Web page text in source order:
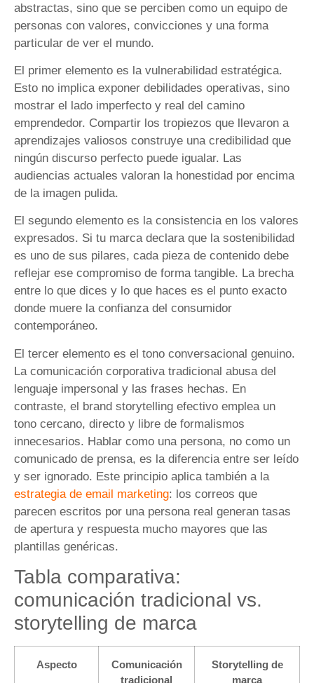
abstractas, sino que se perciben como un equipo de
personas con valores, convicciones y una forma
particular de ver el mundo.
El primer elemento es la vulnerabilidad estratégica.
Esto no implica exponer debilidades operativas, sino
mostrar el lado imperfecto y real del camino
emprendedor. Compartir los tropiezos que llevaron a
aprendizajes valiosos construye una credibilidad que
ningún discurso perfecto puede igualar. Las
audiencias actuales valoran la honestidad por encima
de la imagen pulida.
El segundo elemento es la consistencia en los valores
expresados. Si tu marca declara que la sostenibilidad
es uno de sus pilares, cada pieza de contenido debe
reflejar ese compromiso de forma tangible. La brecha
entre lo que dices y lo que haces es el punto exacto
donde muere la confianza del consumidor
contemporáneo.
El tercer elemento es el tono conversacional genuino.
La comunicación corporativa tradicional abusa del
lenguaje impersonal y las frases hechas. En
contraste, el brand storytelling efectivo emplea un
tono cercano, directo y libre de formalismos
innecesarios. Hablar como una persona, no como un
comunicado de prensa, es la diferencia entre ser leído
y ser ignorado. Este principio aplica también a la
estrategia de email marketing: los correos que
parecen escritos por una persona real generan tasas
de apertura y respuesta mucho mayores que las
plantillas genéricas.
Tabla comparativa:
comunicación tradicional vs.
storytelling de marca
Aspecto
Comunicación
tradicional
Storytelling de
marca